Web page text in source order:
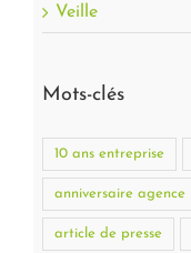
Veille
Mots-clés
10 ans entreprise
anniversaire agence
article de presse